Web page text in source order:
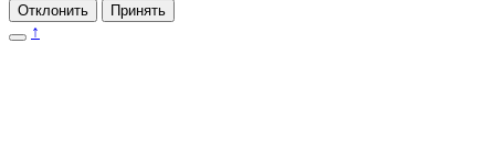
Отклонить Принять
↑